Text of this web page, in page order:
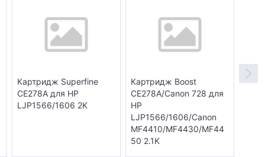
Картридж Superfine
CE278A для HP
LJP1566/1606 2K
Картридж Boost
CE278A/Canon 728 для
HP
LJP1566/1606/Canon
MF4410/MF4430/MF44
50 2.1K